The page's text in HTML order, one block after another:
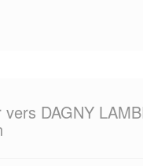
vers DAGNY